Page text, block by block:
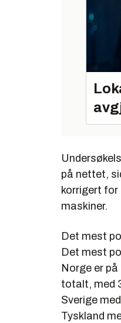
på nettet,
korrigert for
maskiner.
Det mest
Det mest
Norge er
totalt, med
Sverige
Tyskland